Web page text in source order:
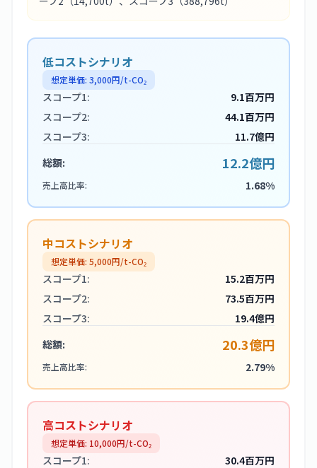
低コストシナリオ
想定単価: 3,000円/t-CO₂
スコープ1:
9.1百万円
スコープ2:
44.1百万円
スコープ3:
11.7億円
総額:
12.2億円
売上高比率: 1.68%
中コストシナリオ
想定単価: 5,000円/t-CO₂
スコープ1:
15.2百万円
スコープ2:
73.5百万円
スコープ3:
19.4億円
総額:
20.3億円
売上高比率: 2.79%
高コストシナリオ
想定単価: 10,000円/t-CO₂
スコープ1:
30.4百万円